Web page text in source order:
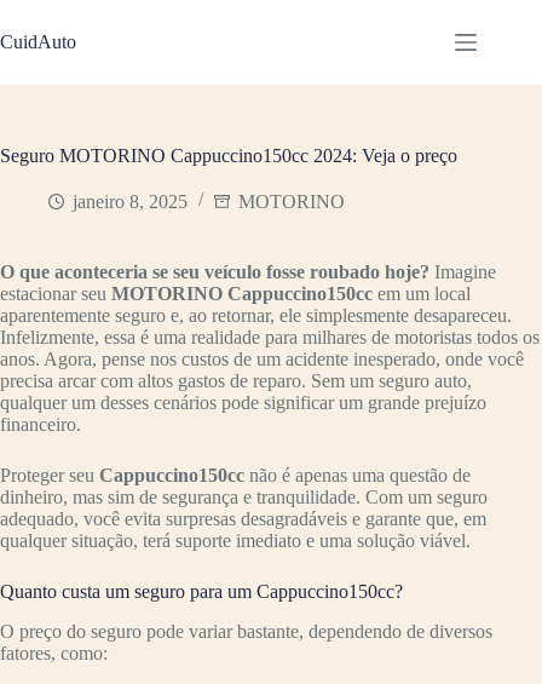
para
o
CuidAuto
Seguro MOTORINO Cappuccino150cc 2024: Veja o preço
janeiro 8, 2025 MOTORINO
O que aconteceria se seu veículo fosse roubado hoje? Imagine
estacionar seu MOTORINO Cappuccino150cc em um local
aparentemente seguro e, ao retornar, ele simplesmente desapareceu.
Infelizmente, essa é uma realidade para milhares de motoristas todos os
anos. Agora, pense nos custos de um acidente inesperado, onde você
precisa arcar com altos gastos de reparo. Sem um seguro auto,
qualquer um desses cenários pode significar um grande prejuízo
financeiro.
Proteger seu Cappuccino150cc não é apenas uma questão de
dinheiro, mas sim de segurança e tranquilidade. Com um seguro
adequado, você evita surpresas desagradáveis e garante que, em
qualquer situação, terá suporte imediato e uma solução viável.
Quanto custa um seguro para um Cappuccino150cc?
O preço do seguro pode variar bastante, dependendo de diversos
fatores, como: